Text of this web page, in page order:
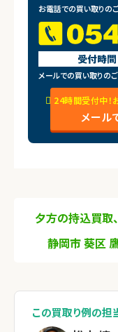
お電話での買い取りの
メールでの買い取りの
24時間受付中！
メール
夕方の持込買取
静岡市 葵区
この買取り例の担